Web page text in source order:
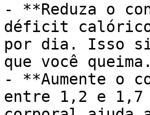
- **Reduza o
déficit calórico
por dia. Isso
que você queima.
- **Aumente o
entre 1,2 e 1,7